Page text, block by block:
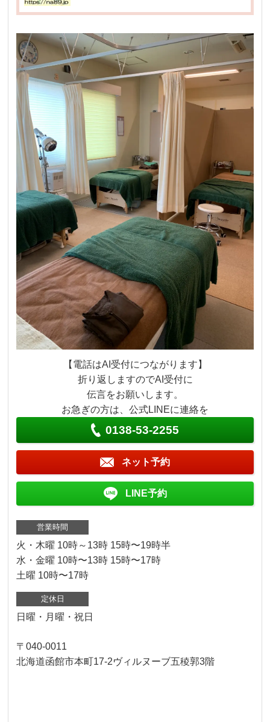
【電話はAI受付につながります】
折り返しますのでAI受付に
伝言をお願いします。
お急ぎの方は、公式LINEに連絡を
0138-53-2255
ネット予約
LINE予約
営業時間
火・木曜 10時～13時 15時〜19時半
水・金曜 10時〜13時 15時〜17時
土曜 10時〜17時
定休日
日曜・月曜・祝日
〒040-0011
北海道函館市本町17-2ヴィルヌーブ五稜郭3階